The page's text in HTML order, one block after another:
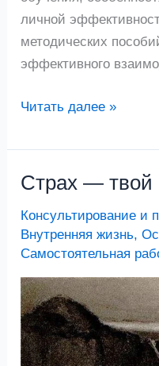
личной
методических
эффективного
Читать далее »
Страх — твой
Консультирование и
Внутренняя жизнь,
Самостоятельная
Страх
твой
шаг
свободе